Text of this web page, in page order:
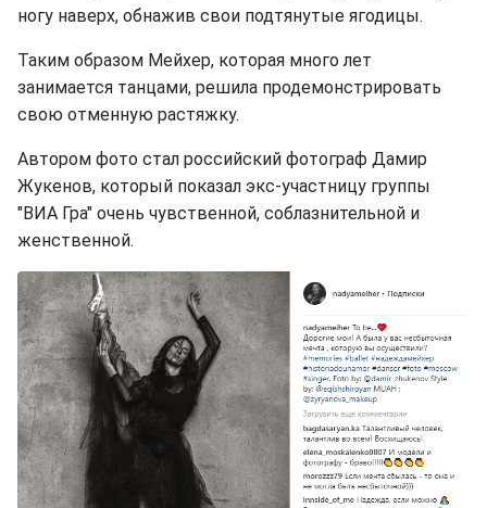
ногу наверх, обнажив свои подтянутые ягодицы.
Таким образом Мейхер, которая много лет
занимается танцами, решила продемонстрировать
свою отменную растяжку.
Автором фото стал российский фотограф Дамир
Жукенов, который показал экс-участницу группы
"ВИА Гра" очень чувственной, соблазнительной и
женственной.